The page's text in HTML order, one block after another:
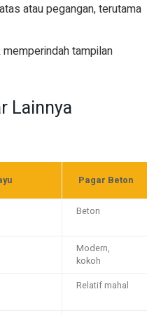
atau pegangan, terutama
tampilan
Lainnya
Pagar Beton
Beton
Modern,
kokoh
Relatif mahal